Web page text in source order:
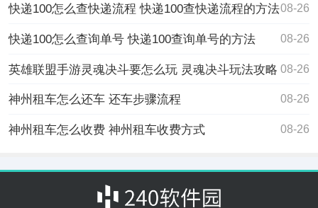
快递100怎么查快递流程 快递100查快递流程的方法08-26
快递100怎么查询单号 快递100查询单号的方法 08-26
英雄联盟手游灵魂决斗要怎么玩 灵魂决斗玩法攻略 08-26
神州租车怎么还车 还车步骤流程 08-26
神州租车怎么收费 神州租车收费方式 08-26